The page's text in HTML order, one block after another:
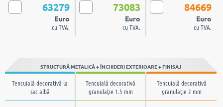
63279
Euro
cu TVA.
73083
Euro
cu TVA.
84669
Euro
cu TVA.
STRUCTURĂ METALICĂ + ÎNCHIDERI EXTERIOARE + FINISAJ
Tencuială decorativă la
sac albă
Tencuială decorativă
granulaţie 1.5 mm
Tencuială decorativă
granulaţie 2 mm